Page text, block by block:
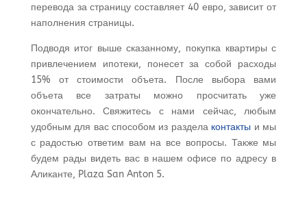
перевода за страницу составляет 40 евро, зависит от
наполнения страницы.
Подводя итог выше сказанному, покупка квартиры с
привлечением ипотеки, понесет за собой расходы
15% от стоимости объета. После выбора вами
объета все затраты можно просчитать уже
окончательно. Свяжитесь с нами сейчас, любым
удобным для вас способом из раздела контакты и мы
с радостью ответим вам на все вопросы. Также мы
будем рады видеть вас в нашем офисе по адресу в
Аликанте, Plaza San Anton 5.